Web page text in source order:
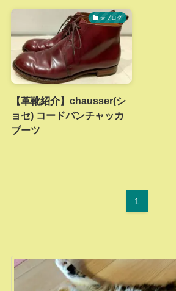
夫ブログ
【革靴紹介】chausser(シ
ョセ) コードバンチャッカ
ブーツ
1